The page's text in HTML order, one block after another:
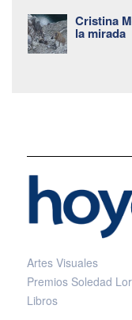
Cristina
la mirada
Artes Visuales
Premios Soledad
Libros